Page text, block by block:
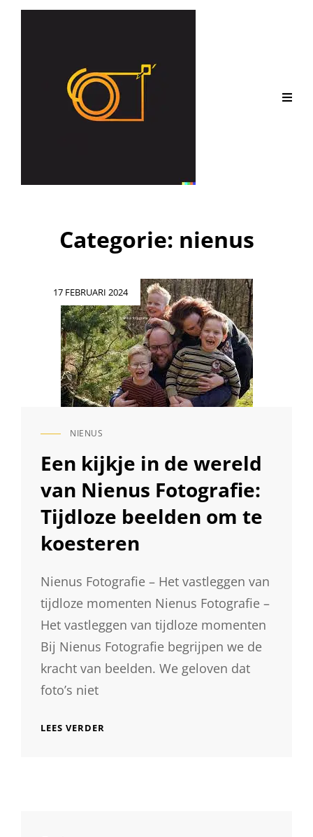
Categorie: nienus
17 FEBRUARI 2024
CAT
NIENUS
Een kijkje in de wereld
van Nienus Fotografie:
Tijdloze beelden om te
koesteren
Nienus Fotografie – Het vastleggen van
tijdloze momenten Nienus Fotografie –
Het vastleggen van tijdloze momenten
Bij Nienus Fotografie begrijpen we de
kracht van beelden. We geloven dat
foto’s niet
LEES VERDER